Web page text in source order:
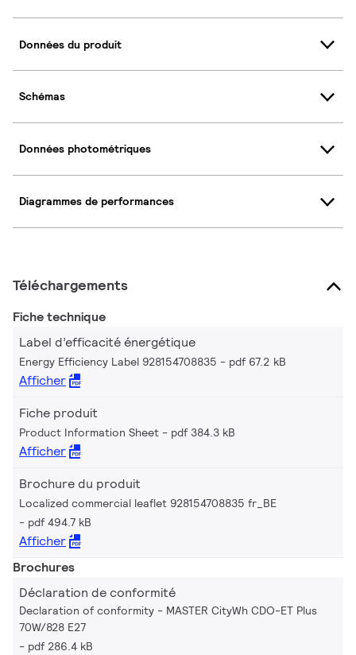
Données du produit
Schémas
Données photométriques
Diagrammes de performances
Téléchargements
Fiche technique
Label d’efficacité énergétique
Energy Efficiency Label 928154708835 pdf 67.2 kB
Afficher
Fiche produit
Product Information Sheet pdf 384.3 kB
Afficher
Brochure du produit
Localized commercial leaflet 928154708835 fr_BE
pdf 494.7 kB
Afficher
Brochures
Déclaration de conformité
Declaration of conformity - MASTER CityWh CDO-ET Plus
70W/828 E27
pdf 286.4 kB